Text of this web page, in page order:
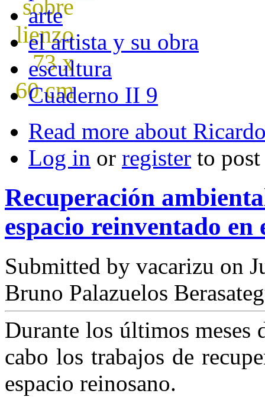
arte
el artista y su obra
escultura
Cuaderno II 9
Read more about
Log in or register to
Recuperación
espacio reinventado
Submitted by vacarizu on
Bruno Palazuelos
Durante los últimos meses
cabo los trabajos de
espacio reinosano.